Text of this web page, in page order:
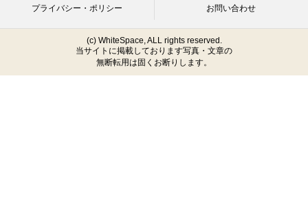
プライバシー・ポリシー お問い合わせ
(c) WhiteSpace, ALL rights reserved.
当サイトに掲載しております写真・文章の
無断転用は固くお断りします。